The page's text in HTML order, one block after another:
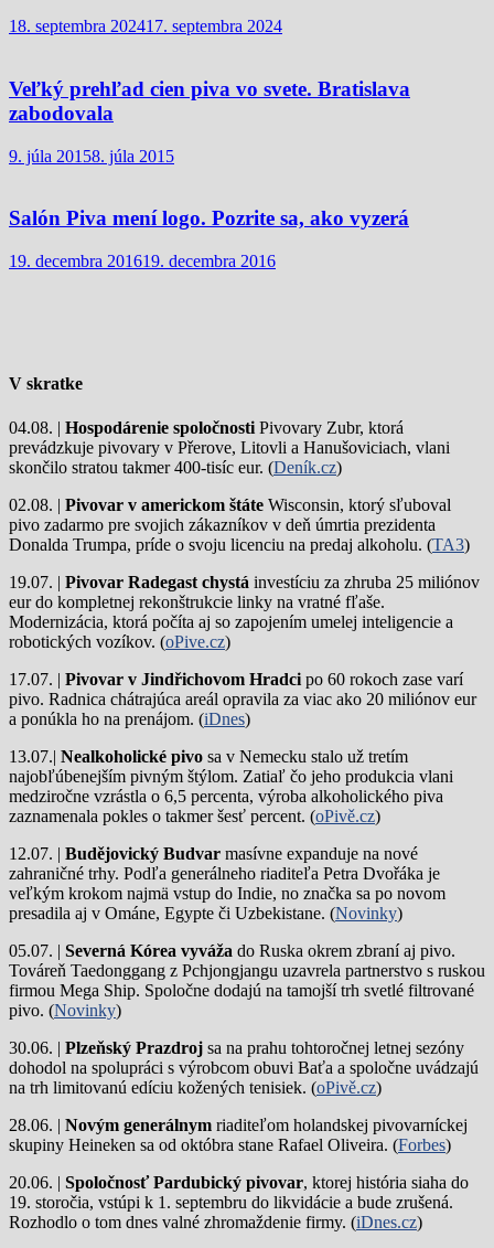
18. septembra 202417. septembra 2024
Veľký prehľad cien piva vo svete. Bratislava
zabodovala
9. júla 20158. júla 2015
Salón Piva mení logo. Pozrite sa, ako vyzerá
19. decembra 201619. decembra 2016
V skratke
04.08. | Hospodárenie spoločnosti Pivovary Zubr, ktorá
prevádzkuje pivovary v Přerove, Litovli a Hanušoviciach, vlani
skončilo stratou takmer 400-tisíc eur. (Deník.cz)
02.08. | Pivovar v americkom štáte Wisconsin, ktorý sľuboval
pivo zadarmo pre svojich zákazníkov v deň úmrtia prezidenta
Donalda Trumpa, príde o svoju licenciu na predaj alkoholu. (TA3)
19.07. | Pivovar Radegast chystá investíciu za zhruba 25 miliónov
eur do kompletnej rekonštrukcie linky na vratné fľaše.
Modernizácia, ktorá počíta aj so zapojením umelej inteligencie a
robotických vozíkov. (oPive.cz)
17.07. | Pivovar v Jindřichovom Hradci po 60 rokoch zase varí
pivo. Radnica chátrajúca areál opravila za viac ako 20 miliónov eur
a ponúkla ho na prenájom. (iDnes)
13.07.| Nealkoholické pivo sa v Nemecku stalo už tretím
najobľúbenejším pivným štýlom. Zatiaľ čo jeho produkcia vlani
medziročne vzrástla o 6,5 percenta, výroba alkoholického piva
zaznamenala pokles o takmer šesť percent. (oPivě.cz)
12.07. | Budějovický Budvar masívne expanduje na nové
zahraničné trhy. Podľa generálneho riaditeľa Petra Dvořáka je
veľkým krokom najmä vstup do Indie, no značka sa po novom
presadila aj v Ománe, Egypte či Uzbekistane. (Novinky)
05.07. | Severná Kórea vyváža do Ruska okrem zbraní aj pivo.
Továreň Taedonggang z Pchjongjangu uzavrela partnerstvo s ruskou
firmou Mega Ship. Spoločne dodajú na tamojší trh svetlé filtrované
pivo. (Novinky)
30.06. | Plzeňský Prazdroj sa na prahu tohtoročnej letnej sezóny
dohodol na spolupráci s výrobcom obuvi Baťa a spoločne uvádzajú
na trh limitovanú edíciu kožených tenisiek. (oPivě.cz)
28.06. | Novým generálnym riaditeľom holandskej pivovarníckej
skupiny Heineken sa od októbra stane Rafael Oliveira. (Forbes)
20.06. | Spoločnosť Pardubický pivovar, ktorej história siaha do
19. storočia, vstúpi k 1. septembru do likvidácie a bude zrušená.
Rozhodlo o tom dnes valné zhromaždenie firmy. (iDnes.cz)